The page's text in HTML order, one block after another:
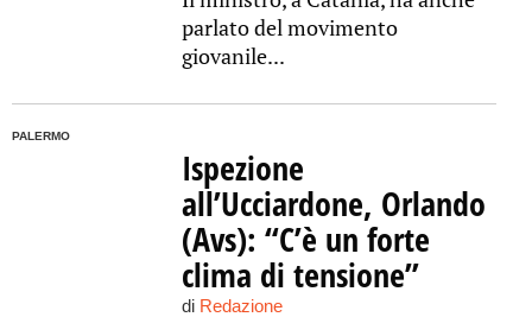
parlato del movimento
giovanile...
PALERMO
Ispezione
all’Ucciardone, Orlando
(Avs): “C’è un forte
clima di tensione”
di Redazione